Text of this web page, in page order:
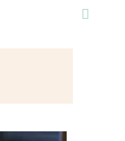
